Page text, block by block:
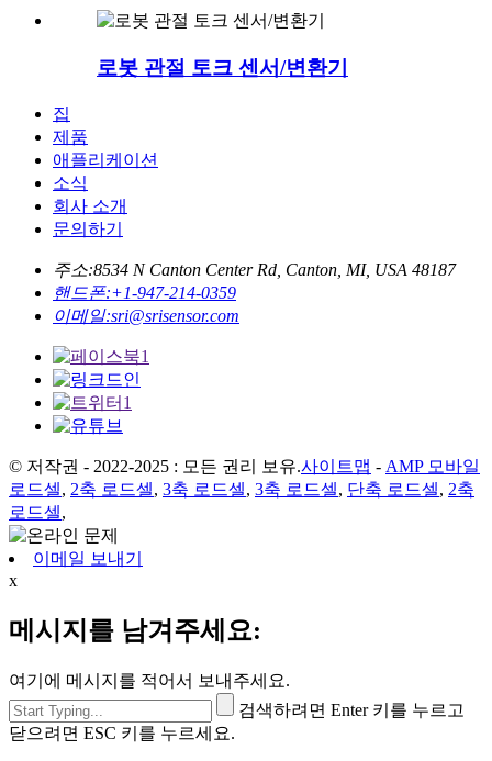
로봇 관절 토크 센서/변환기
집
제품
애플리케이션
소식
회사 소개
문의하기
주소:8534 N Canton Center Rd, Canton, MI, USA 48187
핸드폰:+1-947-214-0359
이메일:sri@srisensor.com
© 저작권 - 2022-2025 : 모든 권리 보유.사이트맵 - AMP 모바일
로드셀, 2축 로드셀, 3축 로드셀, 3축 로드셀, 단축 로드셀, 2축
로드셀,
이메일 보내기
x
메시지를 남겨주세요:
여기에 메시지를 적어서 보내주세요.
검색하려면 Enter 키를 누르고
닫으려면 ESC 키를 누르세요.